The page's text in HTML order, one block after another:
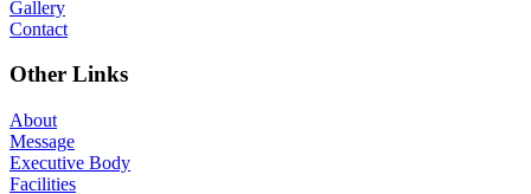
Gallery
Contact
Other Links
About
Message
Executive Body
Facilities